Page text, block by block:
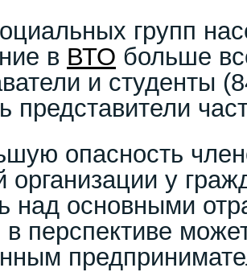
групп
в ВТО больше
и студенты
представители
опасность
организации у
над основными
в перспективе